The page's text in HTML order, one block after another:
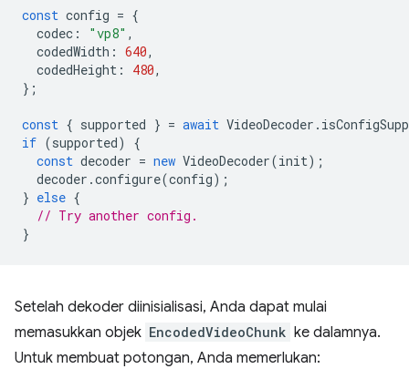
const config = {
codec : "vp8" ,
codedWidth : 640,
codedHeight : 480,
};
const { supported } = await VideoDecoder .
if (supported)
{
const decoder = new VideoDecoder(init);
decoder .configure(config);
} else {
// Try another config.
}
Setelah dekoder diinisialisasi, Anda dapat mulai
memasukkan objek EncodedVideoChunk ke dalamnya.
Untuk membuat potongan, Anda memerlukan: